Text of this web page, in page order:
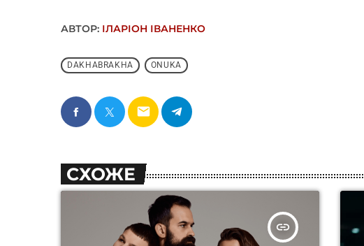
АВТОР: ІЛАРІОН ІВАНЕНКО
DAKHABRAKHA ONUKA
email
СХОЖЕ
insert_link